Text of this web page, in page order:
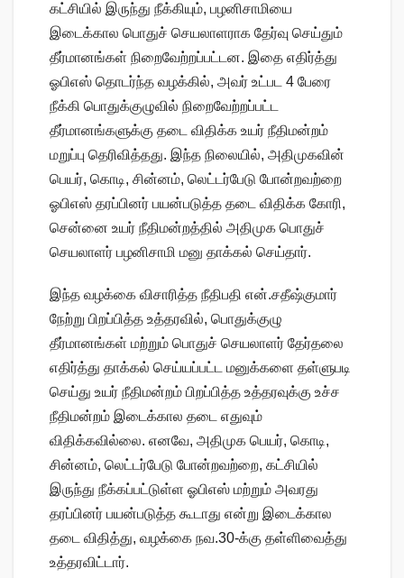
கட்சியில் இருந்து நீக்கியும், பழனிசாமியை
இடைக்கால பொதுச் செயலாளராக தேர்வு செய்தும்
தீர்மானங்கள் நிறைவேற்றப்பட்டன. இதை எதிர்த்து
ஓபிஎஸ் தொடர்ந்த வழக்கில், அவர் உட்பட 4 பேரை
நீக்கி பொதுக்குழுவில் நிறைவேற்றப்பட்ட
தீர்மானங்களுக்கு தடை விதிக்க உயர் நீதிமன்றம்
மறுப்பு தெரிவித்தது. இந்த நிலையில், அதிமுகவின்
பெயர், கொடி, சின்னம், லெட்டர்பேடு போன்றவற்றை
ஓபிஎஸ் தரப்பினர் பயன்படுத்த தடை விதிக்க கோரி,
சென்னை உயர் நீதிமன்றத்தில் அதிமுக பொதுச்
செயலாளர் பழனிசாமி மனு தாக்கல் செய்தார்.
இந்த வழக்கை விசாரித்த நீதிபதி என்.சதீஷ்குமார்
நேற்று பிறப்பித்த உத்தரவில், பொதுக்குழு
தீர்மானங்கள் மற்றும் பொதுச் செயலாளர் தேர்தலை
எதிர்த்து தாக்கல் செய்யப்பட்ட மனுக்களை தள்ளுபடி
செய்து உயர் நீதிமன்றம் பிறப்பித்த உத்தரவுக்கு உச்ச
நீதிமன்றம் இடைக்கால தடை எதுவும்
விதிக்கவில்லை. எனவே, அதிமுக பெயர், கொடி,
சின்னம், லெட்டர்பேடு போன்றவற்றை, கட்சியில்
இருந்து நீக்கப்பட்டுள்ள ஓபிஎஸ் மற்றும் அவரது
தரப்பினர் பயன்படுத்த கூடாது என்று இடைக்கால
தடை விதித்து, வழக்கை நவ.30-க்கு தள்ளிவைத்து
உத்தரவிட்டார்.